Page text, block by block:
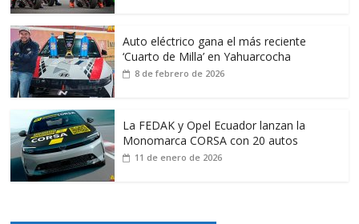
Auto eléctrico gana el más reciente
‘Cuarto de Milla’ en Yahuarcocha
8 de febrero de 2026
La FEDAK y Opel Ecuador lanzan la
Monomarca CORSA con 20 autos
11 de enero de 2026